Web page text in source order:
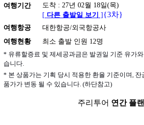
여행기간
도착 : 27년 02월 18일(목)
[ 다른 출발일 보기 ] {3차}
여행항공
대한항공/외국항공사
여행현황
최소 출발 인원 12명
* 유류할증료 및 제세공과금은 발권일 기준 유가
습니다.
* 본 상품가는 기획 당시 적용한 환율 기준이며, 잔
품가가 변동 될 수 있습니다. (하단참고)
주리투어 연간 플랜